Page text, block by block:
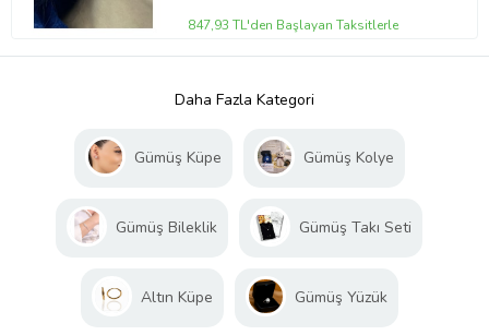
847,93 TL'den Başlayan Taksitlerle
Daha Fazla Kategori
Gümüş Küpe Gümüş Kolye
Gümüş Bileklik Gümüş Takı Seti
Altın Küpe Gümüş Yüzük